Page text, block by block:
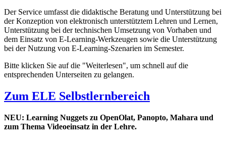
Der Service umfasst die didaktische Beratung und Unterstützung bei
der Konzeption von elektronisch unterstütztem Lehren und Lernen,
Unterstützung bei der technischen Umsetzung von Vorhaben und
dem Einsatz von E-Learning-Werkzeugen sowie die Unterstützung
bei der Nutzung von E-Learning-Szenarien im Semester.
Bitte klicken Sie auf die "Weiterlesen", um schnell auf die
entsprechenden Unterseiten zu gelangen.
Zum ELE Selbstlernbereich
NEU: Learning Nuggets zu OpenOlat, Panopto, Mahara und
zum Thema Videoeinsatz in der Lehre.